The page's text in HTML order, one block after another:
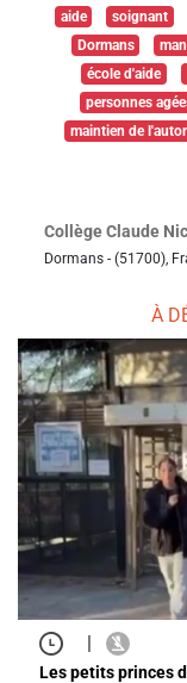
aide soignant
Dormans
école d'aide
personnes
maintien de
Collège Claude
Dormans - (51700),
À
|
Les petits princes